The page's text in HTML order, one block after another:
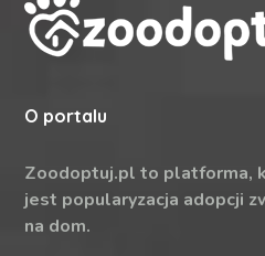
O portalu
Zoodoptuj.pl to platforma,
jest popularyzacja adopcji
na dom.